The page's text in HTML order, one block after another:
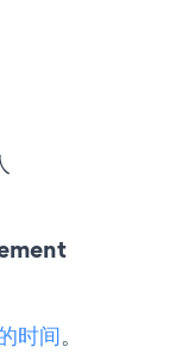
时间。